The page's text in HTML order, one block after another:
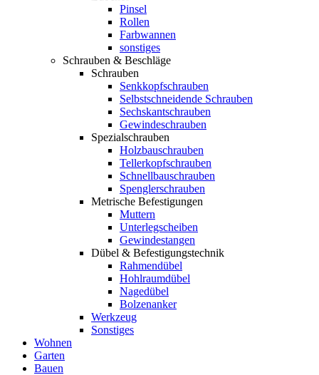
Pinsel
Rollen
Farbwannen
sonstiges
Schrauben & Beschläge
Schrauben
Senkkopfschrauben
Selbstschneidende Schrauben
Sechskantschrauben
Gewindeschrauben
Spezialschrauben
Holzbauschrauben
Tellerkopfschrauben
Schnellbauschrauben
Spenglerschrauben
Metrische Befestigungen
Muttern
Unterlegscheiben
Gewindestangen
Dübel & Befestigungstechnik
Rahmendübel
Hohlraumdübel
Nagedübel
Bolzenanker
Werkzeug
Sonstiges
Wohnen
Garten
Bauen